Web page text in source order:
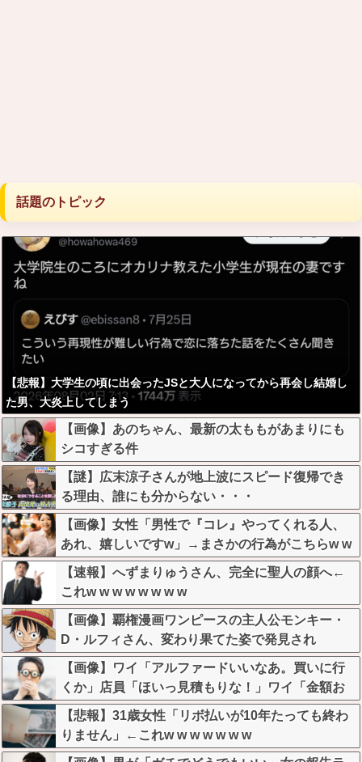
話題のトピック
【悲報】大学生の頃に出会ったJSと大人になってから再会し結婚し
た男、大炎上してしまう
【画像】あのちゃん、最新の太ももがあまりにも
シコすぎる件
【謎】広末涼子さんが地上波にスピード復帰でき
る理由、誰にも分からない・・・
【画像】女性「男性で『コレ』やってくれる人、
あれ、嬉しいですw」→まさかの行為がこちらw w
w w w w w w w
【速報】へずまりゅうさん、完全に聖人の顔へ←
これw w w w w w w w
【画像】覇権漫画ワンピースの主人公モンキー・
D・ルフィさん、変わり果てた姿で発見され
る・・・
【画像】ワイ「アルファードいいなあ。買いに行
くか」店員「ほいっ見積もりな！」ワイ「金額お
かしくね？」←お前らもそう思うよな？？？？？
【悲報】31歳女性「リボ払いが10年たっても終わ
りません」←これw w w w w w w